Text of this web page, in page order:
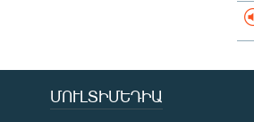
ՄՈՒԼՏԻՄԵԴԻԱ